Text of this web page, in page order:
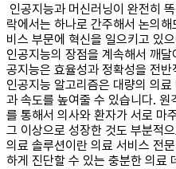
인공지능과 머신러닝이 완전히
락에서는 하나로 간주해서 논의
비스 부문에 혁신을 일으키고 있
인공지능의 장점을 계속해서 깨
공지능은 효율성과 정확성을 전
인공지능 알고리즘은 대량의 의
과 속도를 높여줄 수 있습니다.
를 통해서 의사와 환자가 서로 마
그 이상으로 성장한 것도 부분적
의료 솔루션이란 의료 서비스 전
하게 진단할 수 있는 충분한 의료